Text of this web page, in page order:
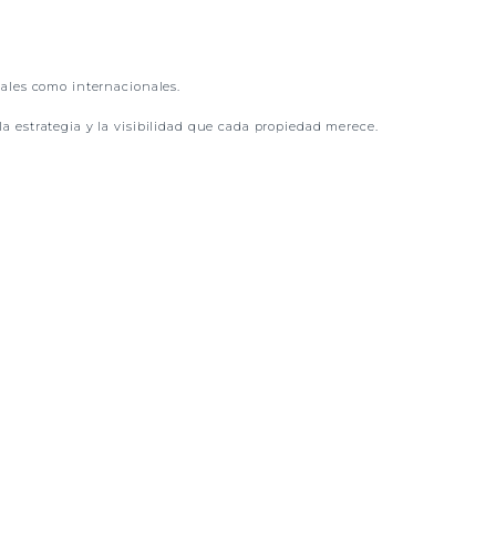
como internacionales.
estrategia y la visibilidad que cada propiedad merece.